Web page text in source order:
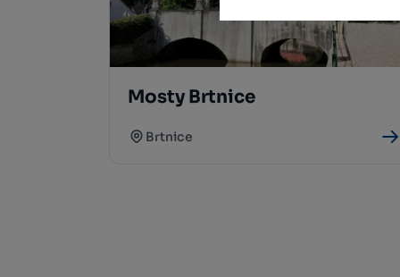
Mosty Brtnice
Brtnice